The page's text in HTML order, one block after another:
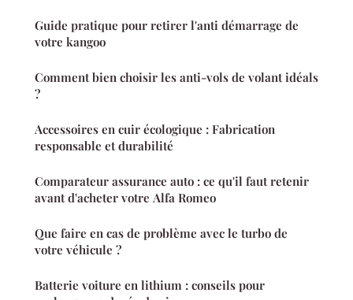
Guide pratique pour retirer l'anti démarrage de
votre kangoo
Comment bien choisir les anti-vols de volant idéals
?
Accessoires en cuir écologique : Fabrication
responsable et durabilité
Comparateur assurance auto : ce qu'il faut retenir
avant d'acheter votre Alfa Romeo
Que faire en cas de problème avec le turbo de
votre véhicule ?
Batterie voiture en lithium : conseils pour